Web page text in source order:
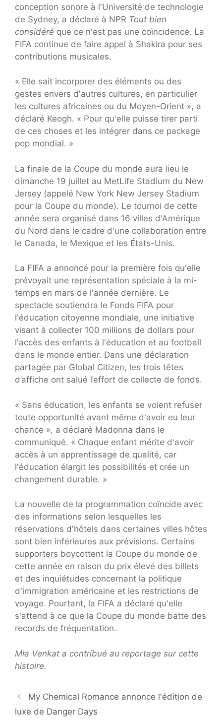
conception sonore à l'Université de technologie
de Sydney, a déclaré à NPR Tout bien
considéré que ce n'est pas une coïncidence. La
FIFA continue de faire appel à Shakira pour ses
contributions musicales.
« Elle sait incorporer des éléments ou des
gestes envers d'autres cultures, en particulier
les cultures africaines ou du Moyen-Orient », a
déclaré Keogh. « Pour qu'elle puisse tirer parti
de ces choses et les intégrer dans ce package
pop mondial. »
La finale de la Coupe du monde aura lieu le
dimanche 19 juillet au MetLife Stadium du New
Jersey (appelé New York New Jersey Stadium
pour la Coupe du monde). Le tournoi de cette
année sera organisé dans 16 villes d'Amérique
du Nord dans le cadre d'une collaboration entre
le Canada, le Mexique et les États-Unis.
La FIFA a annoncé pour la première fois qu'elle
prévoyait une représentation spéciale à la mi-
temps en mars de l'année dernière. Le
spectacle soutiendra le Fonds FIFA pour
l'éducation citoyenne mondiale, une initiative
visant à collecter 100 millions de dollars pour
l'accès des enfants à l'éducation et au football
dans le monde entier. Dans une déclaration
partagée par Global Citizen, les trois têtes
d’affiche ont salué l’effort de collecte de fonds.
« Sans éducation, les enfants se voient refuser
toute opportunité avant même d'avoir eu leur
chance », a déclaré Madonna dans le
communiqué. « Chaque enfant mérite d'avoir
accès à un apprentissage de qualité, car
l'éducation élargit les possibilités et crée un
changement durable. »
La nouvelle de la programmation coïncide avec
des informations selon lesquelles les
réservations d'hôtels dans certaines villes hôtes
sont bien inférieures aux prévisions. Certains
supporters boycottent la Coupe du monde de
cette année en raison du prix élevé des billets
et des inquiétudes concernant la politique
d'immigration américaine et les restrictions de
voyage. Pourtant, la FIFA a déclaré qu'elle
s'attend à ce que la Coupe du monde batte des
records de fréquentation.
Mia Venkat a contribué au reportage sur cette
histoire.
My Chemical Romance annonce l'édition de
luxe de Danger Days